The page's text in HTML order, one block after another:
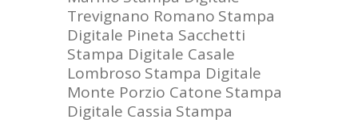
Trevignano Romano Stampa
Digitale Pineta Sacchetti
Stampa Digitale Casale
Lombroso Stampa Digitale
Monte Porzio Catone Stampa
Digitale Cassia Stampa